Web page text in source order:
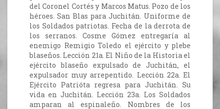
del Coronel Cortés y Marcos Matus. Pozo de los
héroes. San Blas para Juchitán. Uniforme de
los Soldados patriotas. Fecha de la derrota de
los serranos. Cosme Gómez entregaría al
enemigo Remigio Toledo el ejército y plebe
blaseños. Lección 21a. El Niño de la Historia el
ejército blaseño expulsado de Juchitán, el
expulsador muy arrepentido. Lección 22a. El
Ejército Patrióta regresa para Juchitán. Su
vida en Juchitán. Lección 23a. Los Soldados
amparan al espinaleño. Nombres de los